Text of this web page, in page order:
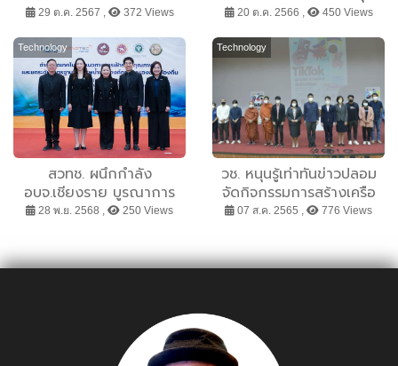
เกษตรฯ จัดระดมความคิดนัก
วิชาการ-องค์กรพัฒนาภาค
เอกชน หวังสร้างความเข้าใจ
ใหม่ที่ถูกต้องเกี่ยวกับปัญหา
การเผา รณรงค์แก้ปัญหาฝุ่น
ควันพิษที่ต้นเหตุ
29 ต.ค. 2567 , 372 Views
กับหมวดรถพิเศษโดนใจ
20 ต.ค. 2566 , 450 Views
Technology
สวทช. ผนึกกำลัง
อบจ.เชียงราย บูรณาการ
“คลินิกน้ำ-Traffy Fondue”
28 พ.ย. 2568 , 250 Views
Technology
วช. หนุนรู้เท่าทันข่าวปลอม
จัดกิจกรรมการสร้างเครือ
ข่ายข่าวเยาวชนมีส่วนร่วม
กว่า 100 คน
07 ส.ค. 2565 , 776 Views